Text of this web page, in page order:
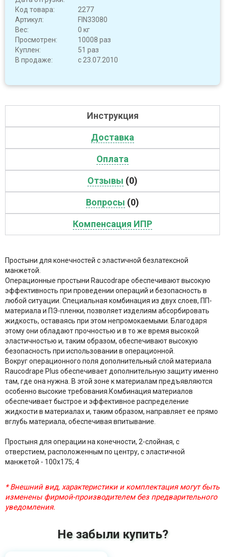
Код товара:
2277
Артикул:
FIN33080
Вес:
0 кг
Просмотрен:
10008 раз
Куплен:
51 раз
В продаже:
с 23.07.2010
Инструкция
Доставка
Оплата
Отзывы (0)
Вопросы (0)
Компенсация ИПР
Простыни для конечностей с эластичной безлатексной
манжетой.
Операционные простыни Raucodrape обеспечивают высокую
эффективность при проведении операций и безопасность в
любой ситуации. Специальная комбинация из двух слоев, ПП-
материала и ПЭ-пленки, позволяет изделиям абсорбировать
жидкость, оставаясь при этом непромокаемыми. Благодаря
этому они обладают прочностью и в то же время высокой
эластичностью и, таким образом, обеспечивают высокую
безопасность при использовании в операционной.
Вокруг операционного поля дополнительный слой материала
Raucodrape Plus обеспечивает дополнительную защиту именно
там, где она нужна. В этой зоне к материалам предъявляются
особенно высокие требования.Комбинация материалов
обеспечивает быстрое и эффективное распределение
жидкости в материалах и, таким образом, направляет ее прямо
вглубь материала, обеспечивая впитывание.
Простыня для операции на конечности, 2-слойная, с
отверстием, расположенным по центру, с эластичной
манжетой - 100x175; 4
* Внешний вид, характеристики и комплектация могут быть
изменены фирмой-производителем без предварительного
уведомления.
Не забыли купить?